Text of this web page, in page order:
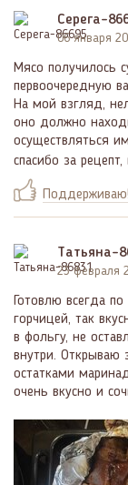
Серега-
06 января
Мясо получилось
первоочередную
На мой взгляд,
оно должно
осуществляться
спасибо за
Поддерживаю!
Татьяна-
23 февраля
Готовлю всегда
горчицей, так
в фольгу, не
внутри. Открываю
остатками
очень вкусно и